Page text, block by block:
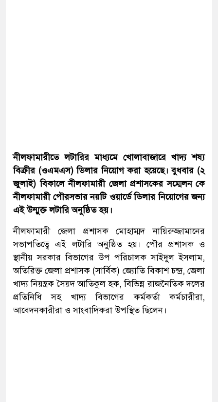
নীলফামারীতে লটারির মাধ্যমে খোলাবাজারে খাদ্য শষ্য
বিক্রীর (ওএমএস) ডিলার নিয়োগ করা হয়েছে। বুধবার (২
জুলাই) বিকালে নীলফামারী জেলা প্রশাসকের সম্মেলন কে
নীলফামারী পৌরসভার নয়টি ওয়ার্ডে ডিলার নিয়োগের জন্য
এই উন্মুক্ত লটারি অনুষ্ঠিত হয়।
নীলফামারী জেলা প্রশাসক মোহাম্মদ নায়িরুজ্জামানের
সভাপতিত্বে এই লটারি অনুষ্ঠিত হয়। পৌর প্রশাসক ও
স্থানীয় সরকার বিভাগের উপ পরিচালক সাইদুল ইসলাম,
অতিরিক্ত জেলা প্রশাসক (সার্বিক) জ্যোতি বিকাশ চন্দ্র, জেলা
খাদ্য নিয়ন্ত্রক সৈয়দ আতিকুল হক, বিভিন্ন রাজনৈতিক দলের
প্রতিনিধি সহ খাদ্য বিভাগের কর্মকর্তা কর্মচারীরা,
আবেদনকারীরা ও সাংবাদিকরা উপস্থিত ছিলেন।